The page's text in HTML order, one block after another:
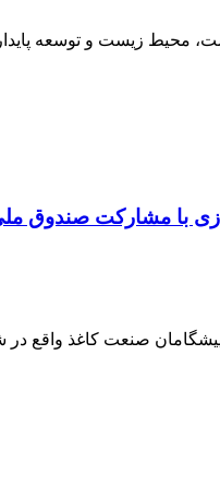
زیست و توسعه
سازی با مشارکت صندوق
صنعت کاغذ واقع در